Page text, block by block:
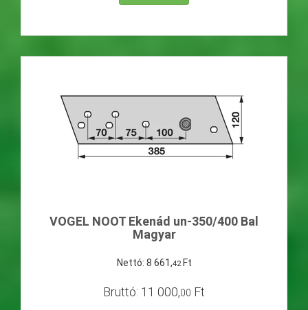
VOGEL NOOT Ekenád un-350/400 Bal
Magyar
Nettó: 8 661,42 Ft
Bruttó: 11 000,00 Ft